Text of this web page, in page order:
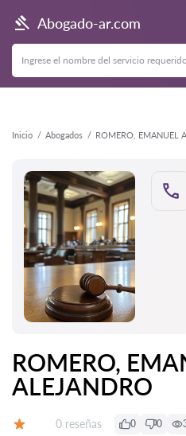
Abogado-ar.com
Inicio Abogados ROMERO, EMANUEL
Atrás
ROMERO,
ALEJANDRO
Número de reseñas:
0 reseñas 0 0